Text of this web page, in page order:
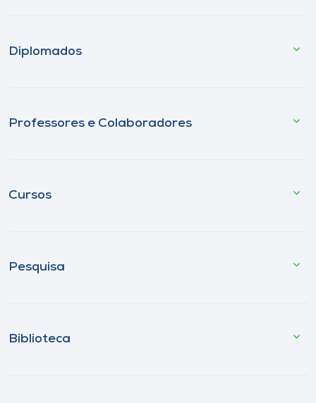
Diplomados
Professores e Colaboradores
Cursos
Pesquisa
Biblioteca